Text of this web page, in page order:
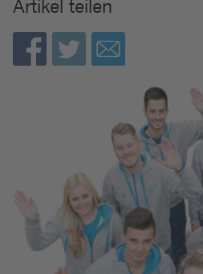
Artikel teilen